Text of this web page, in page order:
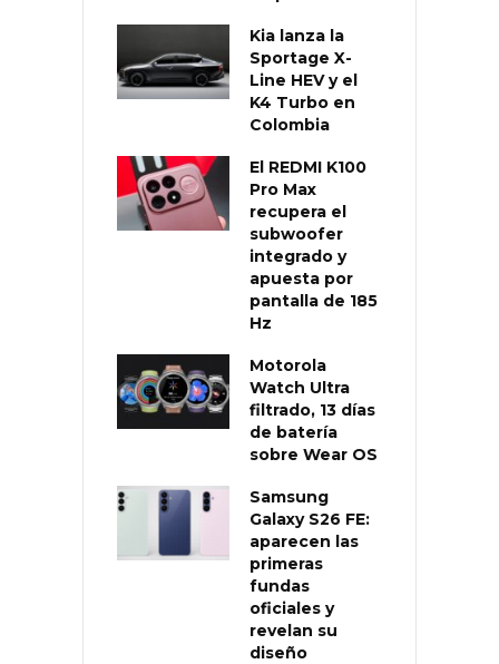
Kia lanza la
Sportage X-
Line HEV y el
K4 Turbo en
Colombia
El REDMI K100
Pro Max
recupera el
subwoofer
integrado y
apuesta por
pantalla de 185
Hz
Motorola
Watch Ultra
filtrado, 13 días
de batería
sobre Wear OS
Samsung
Galaxy S26 FE:
aparecen las
primeras
fundas
oficiales y
revelan su
diseño